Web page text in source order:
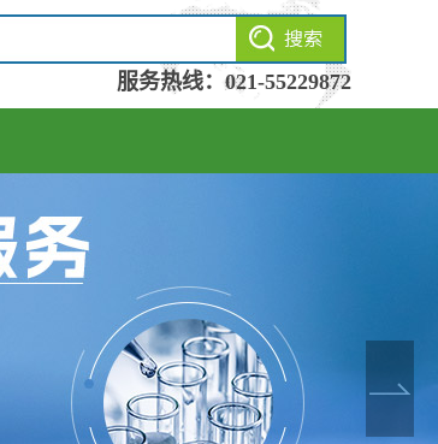
服务热线： 021-55229872